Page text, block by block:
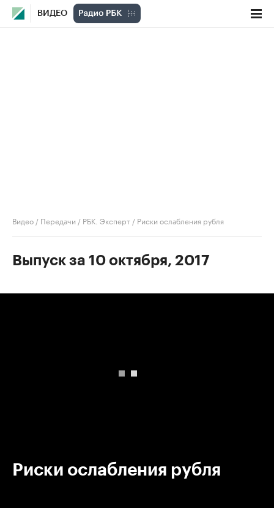
ВИДЕО
Видео / Передачи / РБК. Эксперт / Риски ослабления рубля
Выпуск за 10 октября, 2017
Риски ослабления рубля